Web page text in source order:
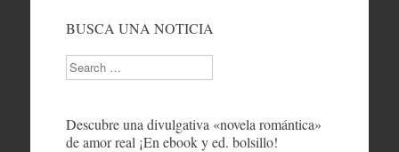
BUSCA UNA NOTICIA
Search
Descubre una divulgativa «novela romántica»
de amor real ¡En ebook y ed. bolsillo!